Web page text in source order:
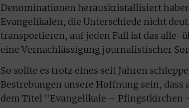
Denominationen herauskristallisiert
Evangelikalen, die Unterschiede nicht
transportieren, auf jeden Fall ist das
eine Vernachlässigung journalistischer
So sollte es trotz eines seit Jahren
Bestrebungen unsere Hoffnung sein,
dem Titel "Evangelikale – Pfingstkirchen